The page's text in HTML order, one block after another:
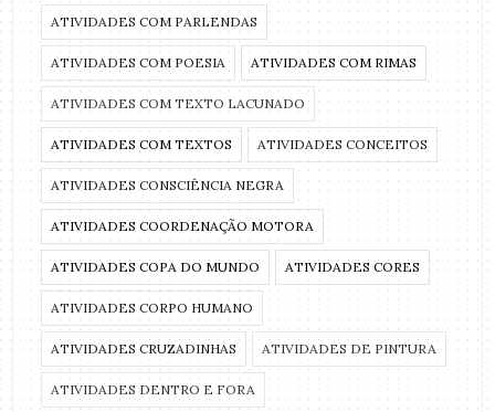
ATIVIDADES COM PARLENDAS
ATIVIDADES COM POESIA ATIVIDADES COM RIMAS
ATIVIDADES COM TEXTO LACUNADO
ATIVIDADES COM TEXTOS ATIVIDADES CONCEITOS
ATIVIDADES CONSCIÊNCIA NEGRA
ATIVIDADES COORDENAÇÃO MOTORA
ATIVIDADES COPA DO MUNDO ATIVIDADES CORES
ATIVIDADES CORPO HUMANO
ATIVIDADES CRUZADINHAS ATIVIDADES DE PINTURA
ATIVIDADES DENTRO E FORA